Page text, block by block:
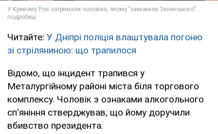
Читайте: У Дніпрі поліція влаштувала погоню
зі стріляниною: що трапилося
Відомо, що інцидент трапився у
Металургійному районі міста біля торгового
комплексу. Чоловік з ознаками алкогольного
сп'яніння стверджував, що йому доручили
вбивство президента.